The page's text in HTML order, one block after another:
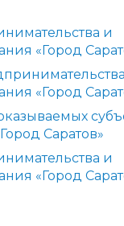
и
«Город
«Город
Саратов»
и
«Город